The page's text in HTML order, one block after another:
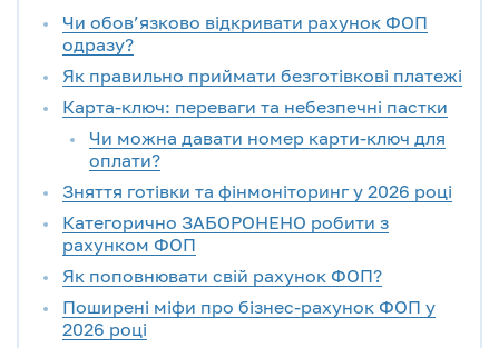
Чи обов’язково відкривати рахунок ФОП
одразу?
Як правильно приймати безготівкові платежі
Карта-ключ: переваги та небезпечні пастки
Чи можна давати номер карти-ключ для
оплати?
Зняття готівки та фінмоніторинг у 2026 році
Категорично ЗАБОРОНЕНО робити з
рахунком ФОП
Як поповнювати свій рахунок ФОП?
Поширені міфи про бізнес-рахунок ФОП у
2026 році